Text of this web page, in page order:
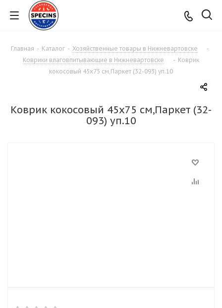
Главная - Каталог - Хозяйственные товары в Нижневартовске
-
Коврики влаговпитывающие в Нижневартовске
- Коврик
кокосовый 45х75 см,Паркет (32-093) уп.10
Коврик кокосовый 45х75 см,Паркет (32-
093) уп.10